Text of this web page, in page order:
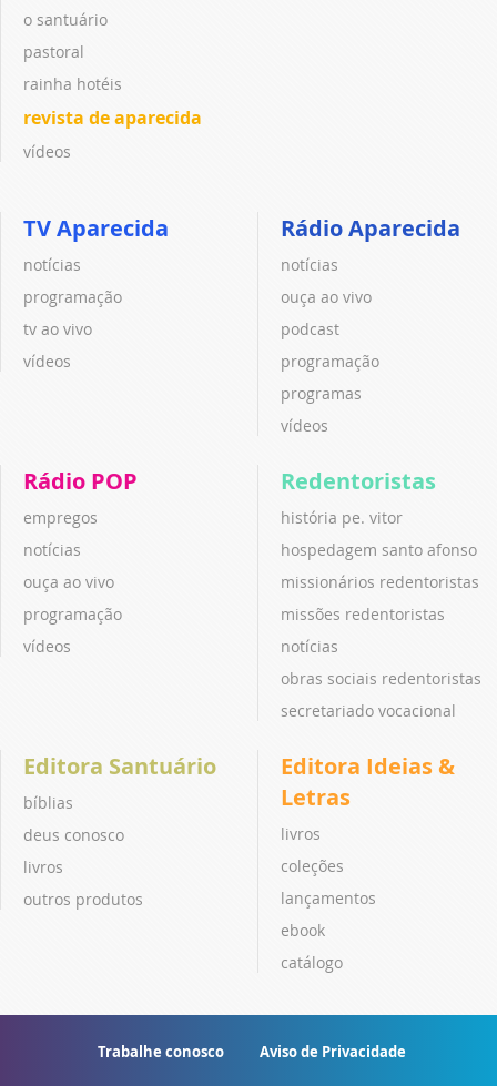
o santuário
pastoral
rainha hotéis
revista de aparecida
vídeos
TV Aparecida
notícias
programação
tv ao vivo
vídeos
Rádio Aparecida
notícias
ouça ao vivo
podcast
programação
programas
vídeos
Rádio POP
empregos
notícias
ouça ao vivo
programação
vídeos
Redentoristas
história pe. vitor
hospedagem santo afonso
missionários redentoristas
missões redentoristas
notícias
obras sociais redentoristas
secretariado vocacional
Editora Santuário
bíblias
deus conosco
livros
outros produtos
Editora Ideias &
Letras
livros
coleções
lançamentos
ebook
catálogo
Trabalhe conosco Aviso de Privacidade